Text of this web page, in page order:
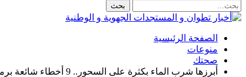
الصفحة الرئيسية
منوعات
صحتك
أبرزها شرب الماء بكثرة على السحور.. 9 أخطاء شائعة برمضان